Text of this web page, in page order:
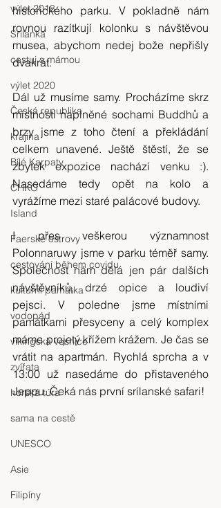
výlet 2018
Srílanka
cestuj s mámou
výlet 2020
Česká republika
krajina
Bílé Karpaty
CHKO
Island
Faerské ostrovy
cestování během covidu
kulturní památka
vodopád
vikingská vesnice
zvířata
horská túra
sama na cestě
UNESCO
Asie
Filipíny
historického parku. V pokladně nám
rovnou razítkují kolonku s návštěvou
musea, abychom nedej bože nepřišly
dvakrát.
Dál už musíme samy. Procházíme skrz
místnosti naplněné sochami Buddhů a
brzy jsme z toho čtení a překládání
celkem unavené. Ještě štěstí, že se
zbytek expozice nachází venku :).
Nasedáme tedy opět na kolo a
vyrážíme mezi staré palácové budovy.
I přes veškerou významnost
Polonnaruwy jsme v parku téměř samy.
Společnost nám dělá jen pár dalších
návštěvníků, drzé opice a loudiví
pejsci. V poledne jsme místními
památkami přesyceny a celý komplex
máme projetý křížem krážem. Je čas se
vrátit na apartmán. Rychlá sprcha a v
13:00 už nasedáme do přistaveného
Jeppu. Čeká nás první srílanské safari!